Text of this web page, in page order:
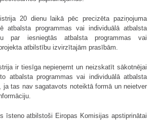
20 dienu laikā pēc precizēta paziņojuma
atbalsta programmas vai individuālā atbalsta
par iesniegtās atbalsta programmas vai
atbilstību izvirzītajām prasībām.
ir tiesīga nepieņemt un neizskatīt sākotnējai
atbalsta programmas vai individuālā atbalsta
ja tas nav sagatavots noteiktā formā un neietver
īsteno atbilstoši Eiropas Komisijas apstiprinātai